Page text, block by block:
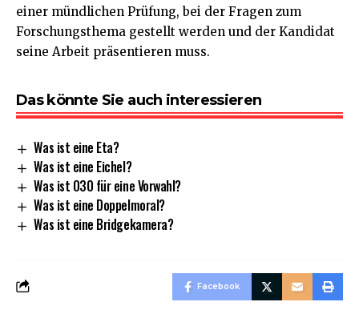
einer mündlichen Prüfung, bei der Fragen zum
Forschungsthema gestellt werden und der Kandidat
seine Arbeit präsentieren muss.
Das könnte Sie auch interessieren
Was ist eine Eta?
Was ist eine Eichel?
Was ist 030 für eine Vorwahl?
Was ist eine Doppelmoral?
Was ist eine Bridgekamera?
Facebook